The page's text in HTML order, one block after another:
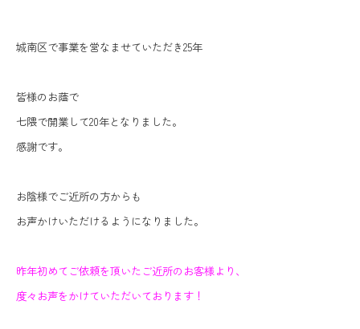
城南区で事業を営なませていただき25年
皆様のお蔭で
七隈で開業して20年となりました。
感謝です。
お陰様でご近所の方からも
お声かけいただけるようになりました。
昨年初めてご依頼を頂いたご近所のお客様より、
度々お声をかけていただいております！